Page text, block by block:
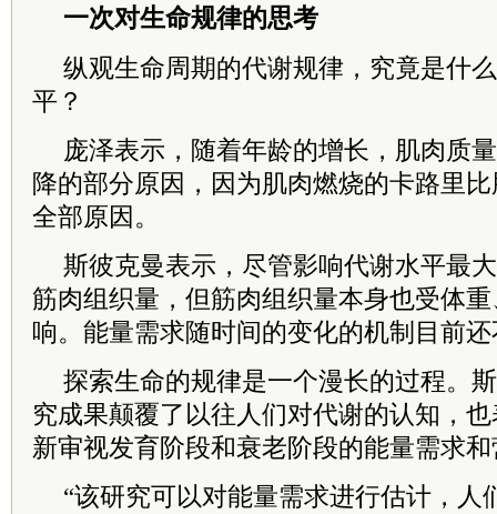
一次对生命规律的思考
纵观生命周期的代谢规律，究竟是什
平？
庞泽表示，随着年龄的增长，肌肉质
降的部分原因，因为肌肉燃烧的卡路里
全部原因。
斯彼克曼表示，尽管影响代谢水平最
筋肉组织量，但筋肉组织量本身也受体
响。能量需求随时间的变化的机制目前
探索生命的规律是一个漫长的过程。
究成果颠覆了以往人们对代谢的认知，
新审视发育阶段和衰老阶段的能量需求
“该研究可以对能量需求进行估计，人